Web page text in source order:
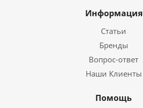
Информация
Статьи
Бренды
Вопрос-ответ
Наши Клиенты
Помощь